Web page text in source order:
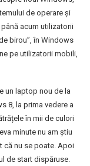
de operare și
acum utilizatorii
birou”, în Windows
pe utilizatorii mobili,
un laptop nou de la
8, la prima vedere a
în mii de culori
minute nu am știu
că nu se poate. Apoi
de start dispăruse.